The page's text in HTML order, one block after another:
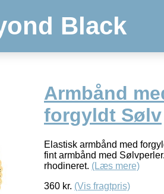
Black
Armbånd
forgyldt Sølv
Elastisk armbånd med
fint armbånd med
rhodineret. (Læs mere)
360 kr. (Vis fragtpris)